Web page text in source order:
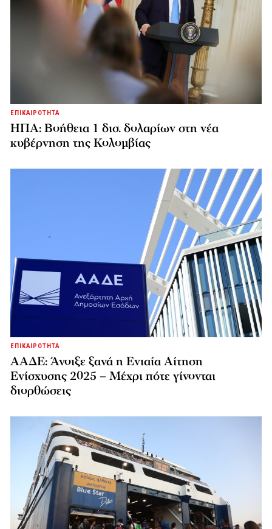
ΕΠΙΚΑΙΡΟΤΗΤΑ
ΗΠΑ: Βοήθεια 1 δισ. δολαρίων στη νέα
κυβέρνηση της Κολομβίας
ΕΠΙΚΑΙΡΟΤΗΤΑ
ΑΑΔΕ: Άνοιξε ξανά η Ενιαία Αίτηση
Ενίσχυσης 2025 – Μέχρι πότε γίνονται
διορθώσεις